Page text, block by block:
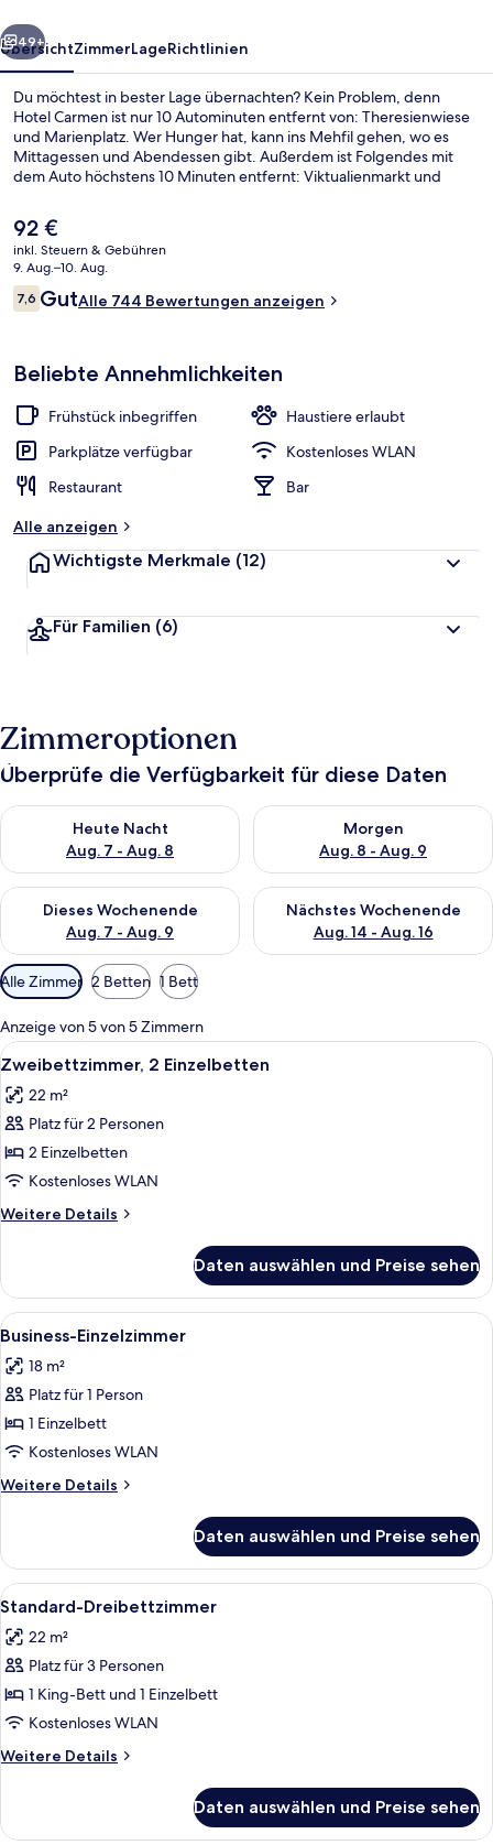
Weiter
49+
ÜbersichtZimmerLageRichtlinien
Du möchtest in bester Lage übernachten? Kein Problem, denn
Hotel Carmen ist nur 10 Autominuten entfernt von: Theresienwiese
und Marienplatz. Wer Hunger hat, kann ins Mehfil gehen, wo es
Mittagessen und Abendessen gibt. Außerdem ist Folgendes mit
dem Auto höchstens 10 Minuten entfernt: Viktualienmarkt und
öffentlichen Verkehrsmittel sind nur einen kurzen Fußmarsch
entfernt: Zur U-Bahnhof Harras sind es 5 Minuten und zur U-
Bahnhof Partnachplatz 8 Minuten.
Der
aktuelle
Preis
beträgt
92 €.
92 €
inkl. Steuern & Gebühren
9. Aug.–10. Aug.
Bewertungen
7,67,6 von 10.
GutAlle 744 Bewertungen anzeigen
Beliebte Annehmlichkeiten
Frühstück inbegriffen
Haustiere erlaubt
Parkplätze verfügbar
Kostenloses WLAN
Restaurant
Bar
Alle anzeigen
Wichtigste Merkmale (12)
Für Familien (6)
Zimmeroptionen
Überprüfe die Verfügbarkeit für diese Daten
Heute Nacht
Aug. 7 - Aug. 8
Überprüfe die Verfügbarkeit für heute Nacht, Aug. 7 - Aug. 8.
Morgen
Aug. 8 - Aug. 9
Überprüfe die Verfügbarkeit
Dieses Wochenende
Aug. 7 - Aug. 9
Überprüfe die Verfügbarkeit für dieses Wochenende, Aug. 7
Nächstes Wochenende
Aug. 14 - Aug. 16
Überprüfe die Verfügbarkeit
Verfügbare
Filter
für
Zimmer
Alle Zimmer 2 Betten 1 Bett
Anzeige von 5 von 5 Zimmern
Alle
Fotos
für
Zweibettzimmer,
2 Einzelbetten
anzeigen
Ein Hotelzimmer mit zwei
2
Zweibettzimmer, 2 Einzelbetten
22 m²
Platz für 2 Personen
2 Einzelbetten
Kostenloses WLAN
Weitere Details
Weitere
2 Einzelbetten
Daten auswählen und Preise sehen
Alle
Fotos
für
Business-
Einzelzimmer
anzeigen
Ein Hotelzimmer mit Bett, Sofa,
4
Business-Einzelzimmer
18 m²
Platz für 1 Person
1 Einzelbett
Kostenloses WLAN
Weitere Details
Weitere
Einzelzimmer
Daten auswählen und Preise sehen
Alle
Fotos
für
Standard-
Dreibettzimmer
anzeigen
Ein Hotelzimmer mit einem großen
3
Standard-Dreibettzimmer
22 m²
Platz für 3 Personen
1 King-Bett und 1 Einzelbett
Kostenloses WLAN
Weitere Details
Weitere
Dreibettzimmer
Daten auswählen und Preise sehen